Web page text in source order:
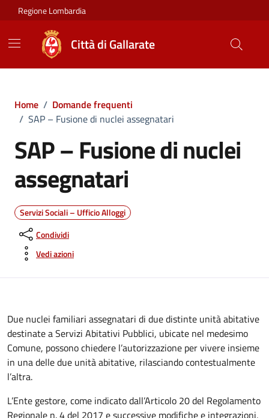
Vai ai contenuti
Vai al footer
Regione Lombardia
Città di Gallarate
Home / Domande frequenti
/ SAP – Fusione di nuclei assegnatari
SAP – Fusione di nuclei
assegnatari
Servizi Sociali – Ufficio Alloggi
Condividi
Vedi azioni
Due nuclei familiari assegnatari di due distinte unità abitative
destinate a Servizi Abitativi Pubblici, ubicate nel medesimo
Comune, possono chiedere l’autorizzazione per vivere insieme
in una delle due unità abitative, rilasciando contestualmente
l’altra.
L’Ente gestore, come indicato dall’Articolo 20 del Regolamento
Regionale n. 4 del 2017 e successive modifiche e integrazioni,